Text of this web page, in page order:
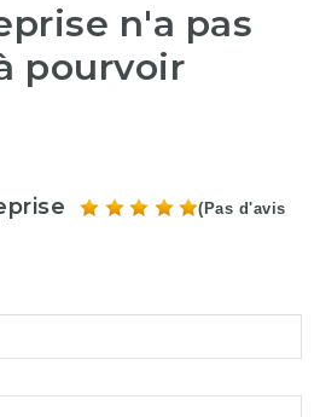
n'a pas
pourvoir
(Pas d'avis